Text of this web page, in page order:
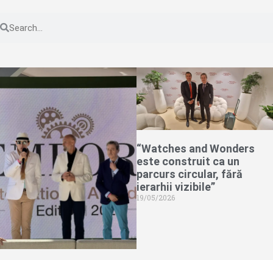
“Watches and Wonders
este construit ca un
parcurs circular, fără
ierarhii vizibile”
19/05/2026